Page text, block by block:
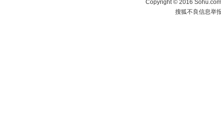
Copyright©2016
搜狐不良信息举